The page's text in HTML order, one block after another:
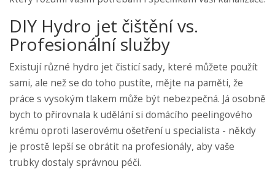
DIY Hydro jet čištění vs.
Profesionální služby
Existují různé hydro jet čisticí sady, které můžete použít
sami, ale než se do toho pustíte, mějte na paměti, že
práce s vysokým tlakem může být nebezpečná. Já osobně
bych to přirovnala k udělání si domácího peelingového
krému oproti laserovému ošetření u specialista - někdy
je prostě lepší se obrátit na profesionály, aby vaše
trubky dostaly správnou péči.